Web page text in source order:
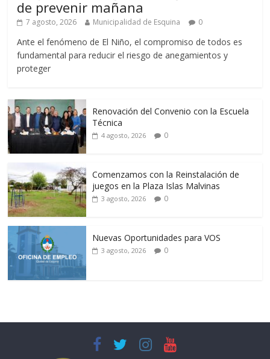
de prevenir mañana
7 agosto, 2026 Municipalidad de Esquina 0
Ante el fenómeno de El Niño, el compromiso de todos es
fundamental para reducir el riesgo de anegamientos y
proteger
Renovación del Convenio con la Escuela
Técnica
4 agosto, 2026 0
Comenzamos con la Reinstalación de
juegos en la Plaza Islas Malvinas
3 agosto, 2026 0
Nuevas Oportunidades para VOS
3 agosto, 2026 0